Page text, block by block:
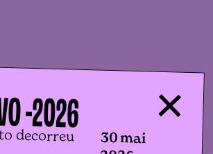
-2026
decorreu 30 mai